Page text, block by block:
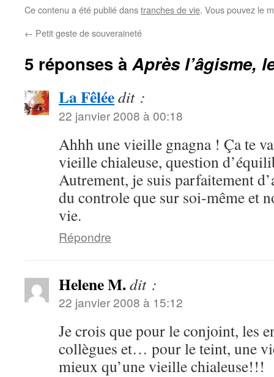
Ce contenu a été publié danstranches de vie. Vous pouvez le
← Petit geste de souveraineté
5 réponses àAprès l’âgisme,
La Fêléedit :
22 janvier 2008 à 00:18
Ahhh une vieille gnagna ! Ça te
vieille chialeuse, question
Autrement, je suis parfaitement
du controle que sur soi-même et
vie.
Répondre
Helene M.dit :
22 janvier 2008 à 15:12
Je crois que pour le conjoint, les
collègues et… pour le teint, une
mieux qu’une vieille chialeuse!!!